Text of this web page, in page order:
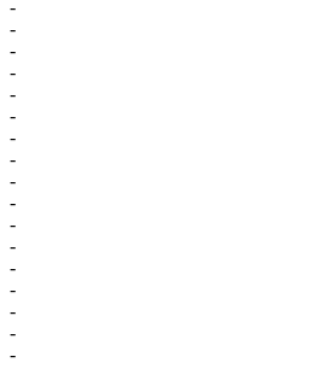
-
-
-
-
-
-
-
-
-
-
-
-
-
-
-
-
-